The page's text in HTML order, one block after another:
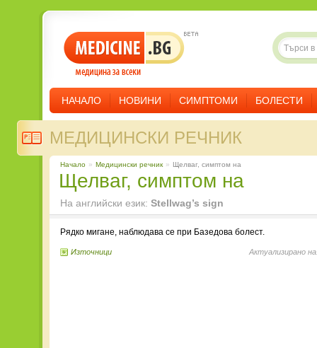
НАЧАЛО НОВИНИ СИМПТОМИ БОЛЕСТИ
МЕДИЦИНСКИ РЕЧНИК
Начало » Медицински речник » Щелваг, симптом на
Щелваг, симптом на
На английски език: Stellwag’s sign
Рядко мигане, наблюдава се при Базедова болест.
Източници Актуализирано